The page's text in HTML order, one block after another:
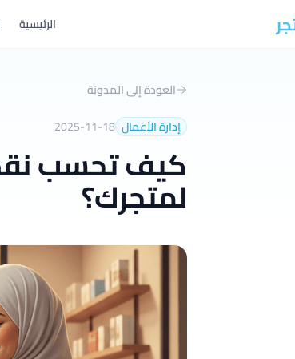
الرئيسية
العودة إلى المدونة
إدارة الأعمال 2025-11-18
لمتجرك؟